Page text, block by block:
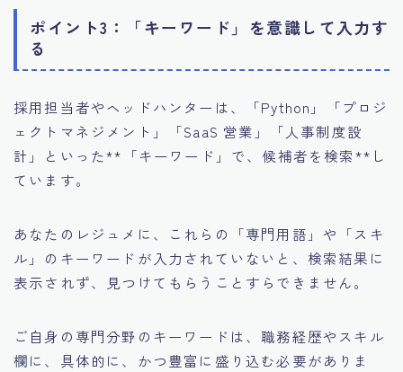
ポイント3：「キーワード」を意識して入力す
る
採用担当者やヘッドハンターは、「Python」「プロジ
ェクトマネジメント」「SaaS 営業」「人事制度設
計」といった**「キーワード」で、候補者を検索**し
ています。
あなたのレジュメに、これらの「専門用語」や「スキ
ル」のキーワードが入力されていないと、検索結果に
表示されず、見つけてもらうことすらできません。
ご自身の専門分野のキーワードは、職務経歴やスキル
欄に、具体的に、かつ豊富に盛り込む必要がありま